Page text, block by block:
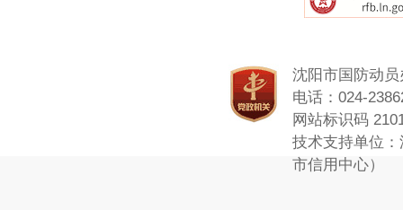
沈阳市国防动
电话：024-
网站标识码
技术支持单位
市信用中心）